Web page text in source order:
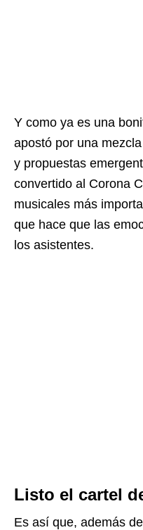
Y como ya es una
apostó por una
y propuestas
convertido al Corona
musicales más
que hace que las
los asistentes.
Listo el cartel
Es así que, además